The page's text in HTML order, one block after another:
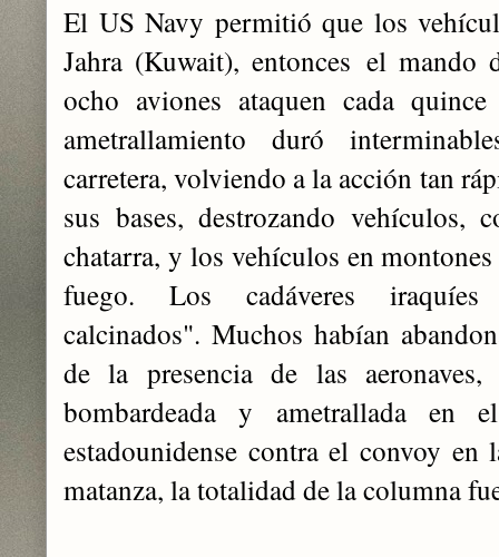
El US Navy permitió que los
Jahra (Kuwait), entonces el mando
ocho aviones ataquen cada
ametrallamiento duró
carretera, volviendo a la acción tan
sus bases, destrozando vehículos,
chatarra, y los vehículos en
fuego. Los cadáveres iraquíes
calcinados". Muchos habían
de la presencia de las aeronaves,
bombardeada y ametrallada en
estadounidense contra el convoy
matanza, la totalidad de la columna